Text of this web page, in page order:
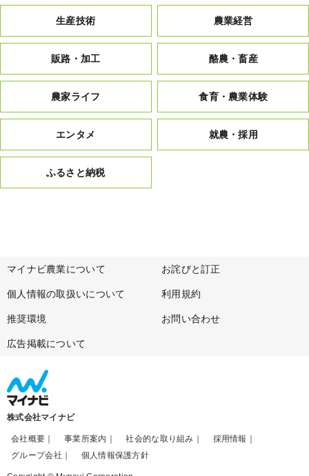
生産技術 農業経営
販路・加工 酪農・畜産
農家ライフ 食育・農業体験
エンタメ 就農・採用
ふるさと納税
マイナビ農業について お詫びと訂正
個人情報の取扱いについて 利用規約
推奨環境 お問い合わせ
広告掲載について
株式会社マイナビ
会社概要 事業所案内 社会的な取り組み
採用情報
グループ会社
個人情報保護方針